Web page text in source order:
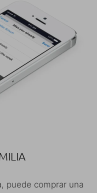
puede comprar una